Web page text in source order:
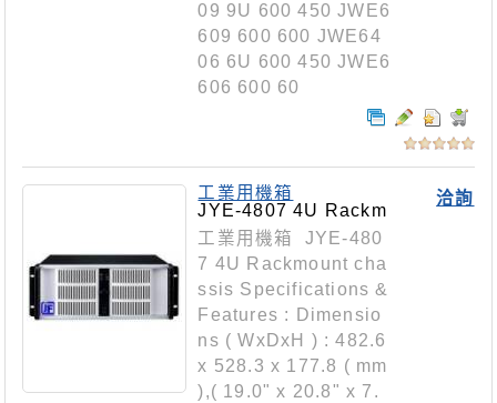
09 9U 600 450 JWE6
609 600 600 JWE64
06 6U 600 450 JWE6
606 600 60
洽詢
工業用機箱
JYE-4807 4U Rackm
ount chassis
工業用機箱 JYE-480
7 4U Rackmount cha
ssis Specifications &
Features : Dimensio
ns ( WxDxH ) : 482.6
x 528.3 x 177.8 ( mm
),( 19.0" x 20.8" x 7.